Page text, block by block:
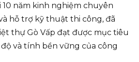
10 năm kinh nghiệm chuyên
hỗ trợ kỹ thuật thi công, đã
thự Gò Vấp đạt được mục tiêu
và tính bền vững của công